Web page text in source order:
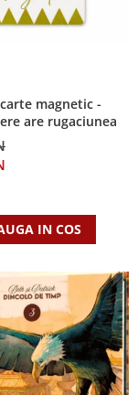
magnetic -
are rugaciunea
IN COS